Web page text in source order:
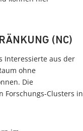
(NC)
Interessierte aus der
ohne
Die
Forschungs-Clusters in